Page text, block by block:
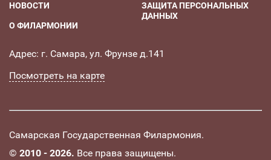
НОВОСТИ
О ФИЛАРМОНИИ
ЗАЩИТА ПЕРСОНАЛЬНЫХ
ДАННЫХ
Адрес: г. Самара, ул. Фрунзе д.141
Посмотреть на карте
Самарская Государственная Филармония.
© 2010 - 2026. Все права защищены.